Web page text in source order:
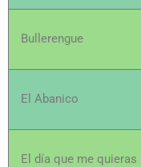
Bullerengue
El Abanico
El día que me quieras